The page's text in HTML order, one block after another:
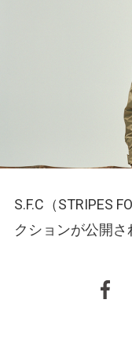
S.F.C（STRIPES
クションが公開さ